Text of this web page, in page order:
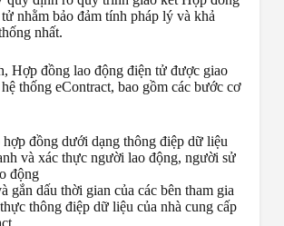
nhằm bảo đảm tính pháp lý và khả
nhất.
Hợp đồng lao động điện tử được giao
thống eContract, bao gồm các bước cơ
hợp đồng dưới dạng thông điệp dữ liệu
và xác thực người lao động, người sử
động
gắn dấu thời gian của các bên tham gia
thông điệp dữ liệu của nhà cung cấp